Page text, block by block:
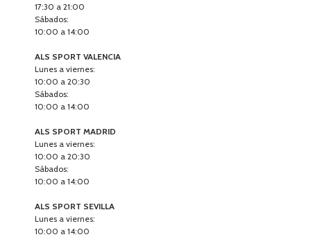
17:30 a 21:00
Sábados:
10:00 a 14:00
ALS SPORT VALENCIA
Lunes a viernes:
10:00 a 20:30
Sábados:
10:00 a 14:00
ALS SPORT MADRID
Lunes a viernes:
10:00 a 20:30
Sábados:
10:00 a 14:00
ALS SPORT SEVILLA
Lunes a viernes:
10:00 a 14:00